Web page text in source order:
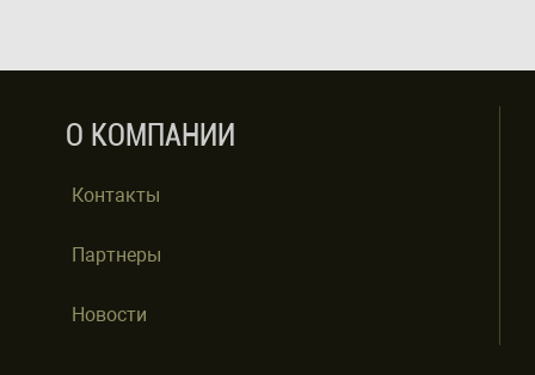
О КОМПАНИИ
Контакты
Партнеры
Новости